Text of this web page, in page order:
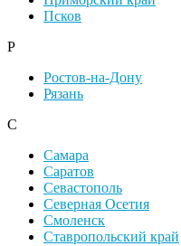
Псков
Р
Ростов-на-Дону
Рязань
С
Самара
Саратов
Севастополь
Северная Осетия
Смоленск
Ставропольский край